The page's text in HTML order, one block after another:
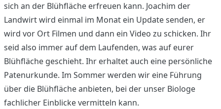
sich an der Blühfläche erfreuen kann. Joachim der
Landwirt wird einmal im Monat ein Update senden, er
wird vor Ort Filmen und dann ein Video zu schicken. Ihr
seid also immer auf dem Laufenden, was auf eurer
Blühfläche geschieht. Ihr erhaltet auch eine persönliche
Patenurkunde. Im Sommer werden wir eine Führung
über die Blühfläche anbieten, bei der unser Biologe
fachlicher Einblicke vermitteln kann.